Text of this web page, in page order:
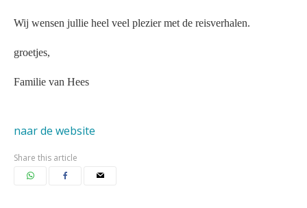
Wij wensen jullie heel veel plezier met de reisverhalen.
groetjes,
Familie van Hees
naar de website
Share this article